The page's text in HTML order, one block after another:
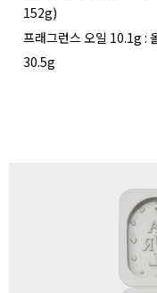
152g)
프래그런스 오일 10.1g :
30.5g